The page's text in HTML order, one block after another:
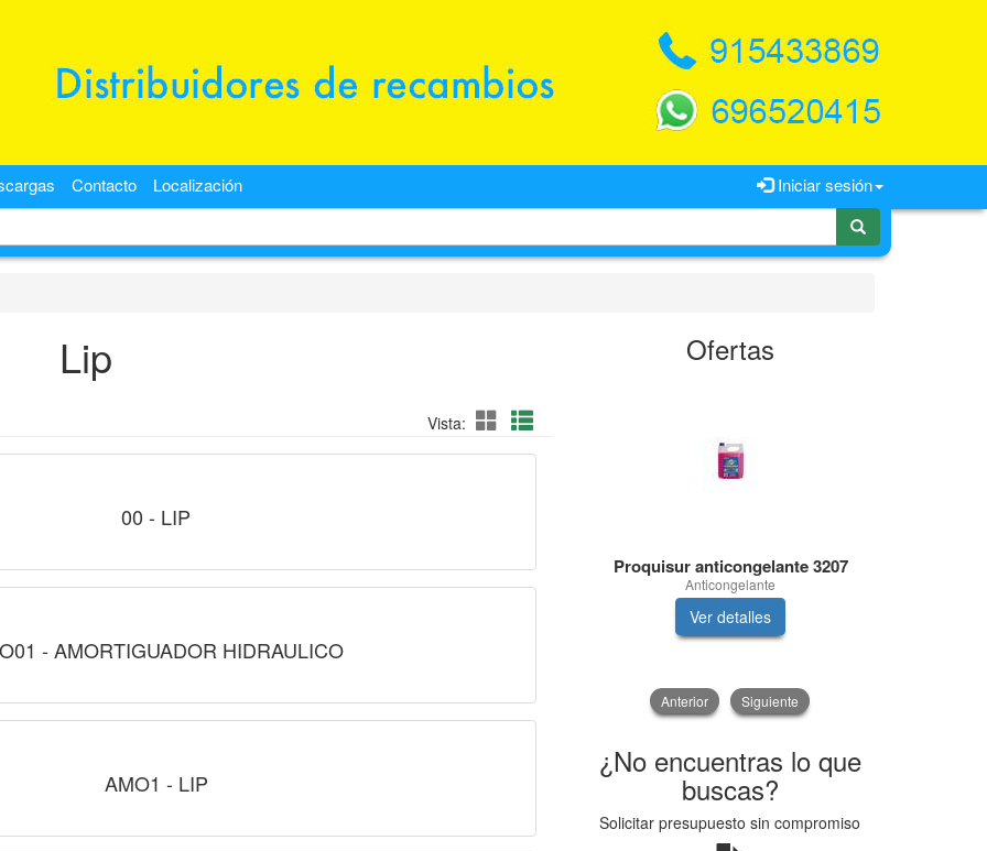
Iniciar sesión
Contacto Localización
Lip
Vista:
00 - LIP
- AMORTIGUADOR HIDRAULICO
AMO1 - LIP
Ofertas
Proquisur anticongelante 3207
Anticongelante
Ver detalles
Anterior Siguiente
¿No encuentras lo que
buscas?
Solicitar presupuesto sin compromiso